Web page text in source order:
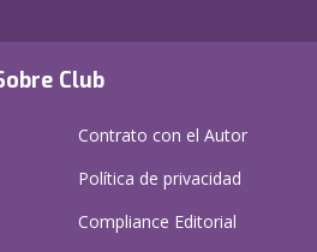
Club
Contrato con el Autor
Política de privacidad
Compliance Editorial